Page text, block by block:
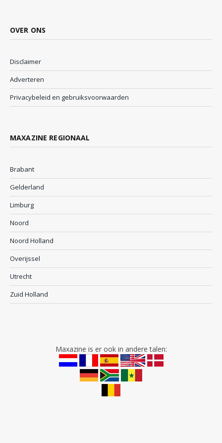
OVER ONS
Disclaimer
Adverteren
Privacybeleid en gebruiksvoorwaarden
MAXAZINE REGIONAAL
Brabant
Gelderland
Limburg
Noord
Noord Holland
Overijssel
Utrecht
Zuid Holland
Maxazine is er ook in andere talen: